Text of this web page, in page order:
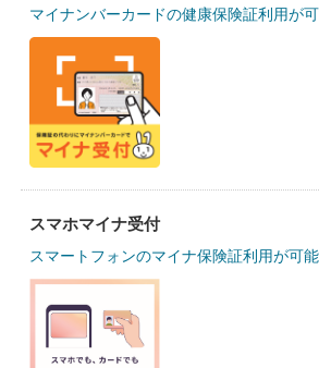
マイナンバーカードの健康保険証利用が
スマホマイナ受付
スマートフォンのマイナ保険証利用が可能